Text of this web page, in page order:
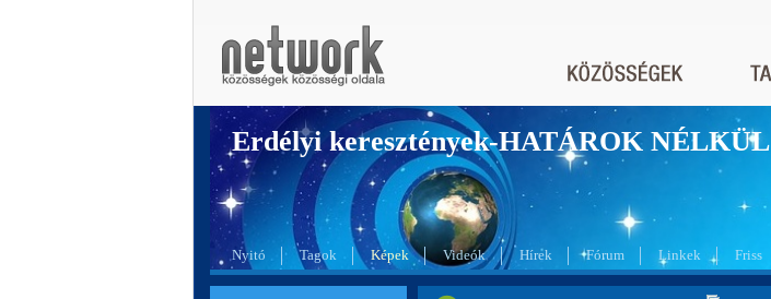
Erdélyi keresztények-HATÁROK NÉLKÜL
Nyitó Tagok Képek Videók Hírek Fórum Linkek Friss